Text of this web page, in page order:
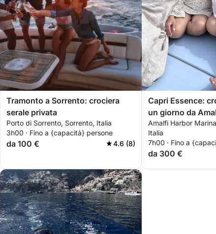
Tramonto a Sorrento: crociera
serale privata
Porto di Sorrento, Sorrento, Italia
3h00 · Fino a {capacità} persone
da 100 € 4.6 (8)
Capri Essence:
un giorno da
Amalfi Harbor
Italia
7h00 · Fino a
da 300 €